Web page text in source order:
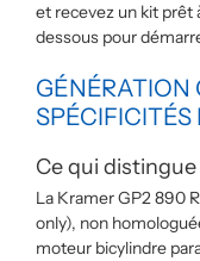
et recevez un kit prêt
dessous pour
GÉNÉRATION
Ce qui
La Kramer GP2 890
only), non
moteur bicylindre